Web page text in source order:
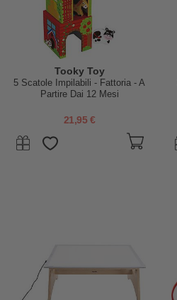
Tooky Toy
5 Scatole Impilabili - Fattoria - A
Partire Dai 12 Mesi
21,95 €